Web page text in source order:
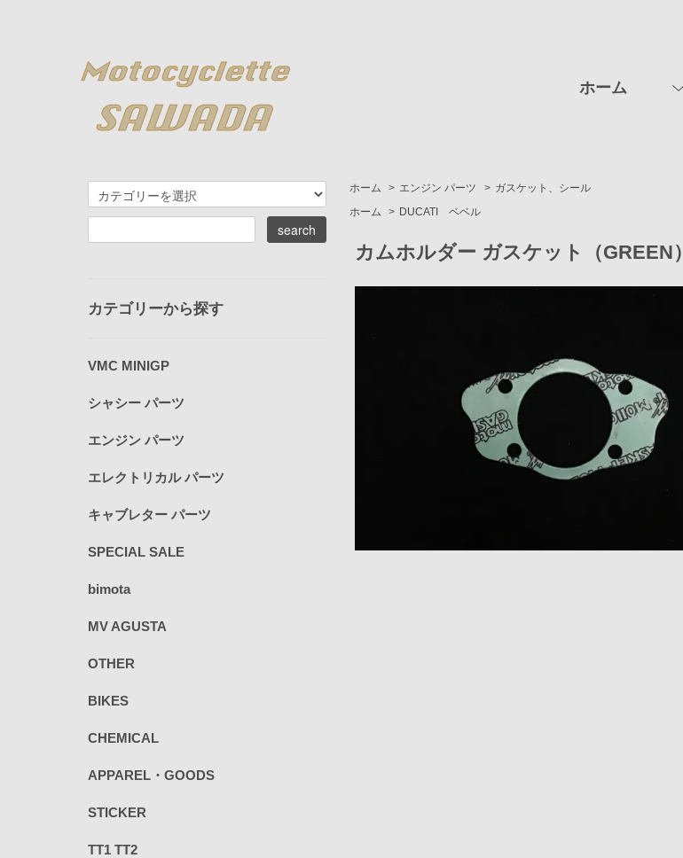
ホーム
ホーム > エンジン パーツ > ガスケット、シール
ホーム
> DUCATI ベベル
カムホルダー ガスケット（GREEN）
カテゴリーから探す
VMC MINIGP
シャシー パーツ
エンジン パーツ
エレクトリカル パーツ
キャブレター パーツ
SPECIAL SALE
bimota
MV AGUSTA
OTHER
BIKES
CHEMICAL
APPAREL・GOODS
STICKER
TT1 TT2